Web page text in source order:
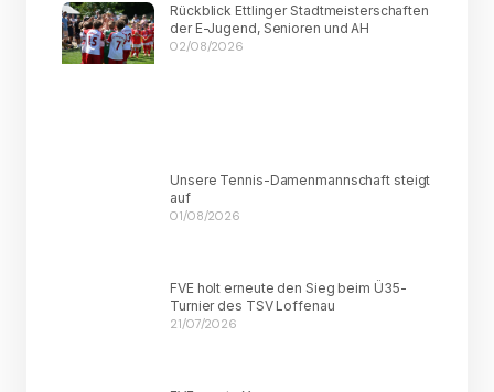
Rückblick Ettlinger Stadtmeisterschaften
der E-Jugend, Senioren und AH
02/08/2026
Unsere Tennis-Damenmannschaft steigt
auf
01/08/2026
FVE holt erneute den Sieg beim Ü35-
Turnier des TSV Loffenau
21/07/2026